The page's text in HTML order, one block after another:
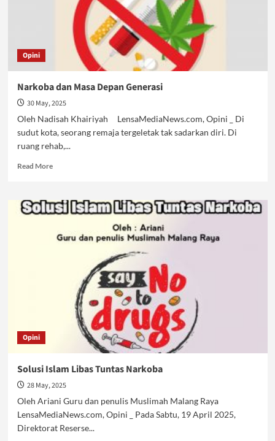
Opini
Narkoba dan Masa Depan Generasi
30 May, 2025
Oleh Nadisah Khairiyah LensaMediaNews.com, Opini _ Di
sudut kota, seorang remaja tergeletak tak sadarkan diri. Di
ruang rehab,...
Read MoreRead
Narkoba
dan
Depan
Opini
Solusi Islam Libas Tuntas Narkoba
28 May, 2025
Oleh Ariani Guru dan penulis Muslimah Malang Raya
LensaMediaNews.com, Opini _ Pada Sabtu, 19 April 2025,
Direktorat Reserse...